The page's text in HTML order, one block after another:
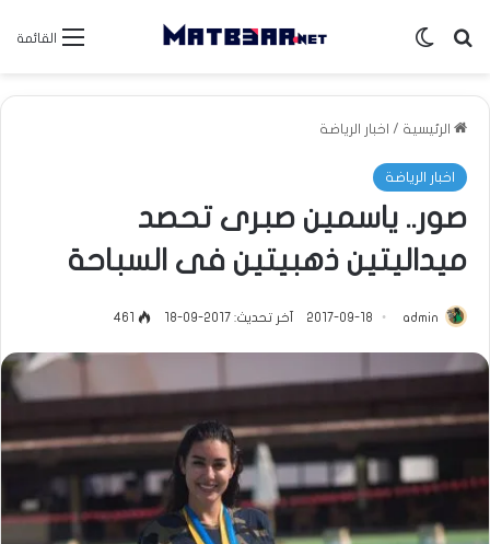
القائمة بحث عنالوضع المظلم
الرئيسية / اخبار الرياضة
اخبار الرياضة
صور.. ياسمين صبرى تحصد
ميداليتين ذهبيتين فى السباحة
admin
2017-09-18 آخر تحديث: 2017-09-18 461